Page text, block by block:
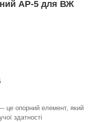
АР-5 для ВЖ
це опорний елемент, який
здатності